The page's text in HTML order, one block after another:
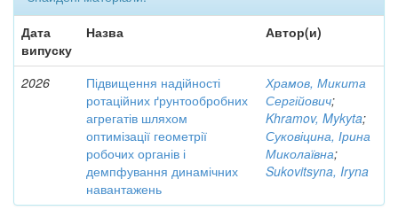
Дата
випуску
Назва Автор(и)
2026
Підвищення надійності
ротаційних ґрунтообробних
агрегатів шляхом
оптимізації геометрії
робочих органів і
демпфування динамічних
навантажень
Храмов, Микита
Сергійович;
Khramov, Mykyta;
Суковіцина, Ірина
Миколаївна;
Sukovitsyna, Iryna